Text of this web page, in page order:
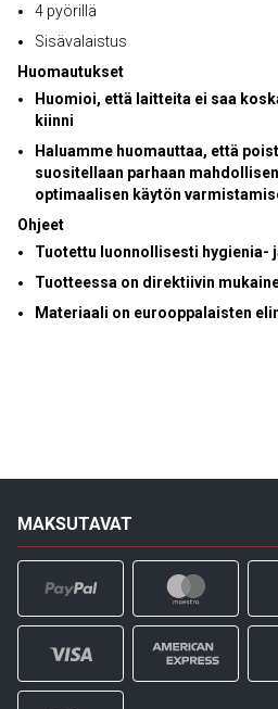
4 pyörillä
Sisävalaistus
Huomautukset
Huomioi, että laitteita ei saa
kiinni
Haluamme huomauttaa, että
suositellaan parhaan
optimaalisen käytön
Ohjeet
Tuotettu luonnollisesti hygienia-
Tuotteessa on direktiivin
Materiaali on eurooppalaisten
MAKSUTAVAT